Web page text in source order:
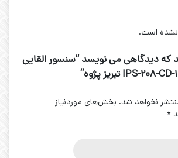
نشده است.
که دیدگاهی می نویسد “سنسور القایی
نخواهد شد. بخش‌های موردنیاز
*